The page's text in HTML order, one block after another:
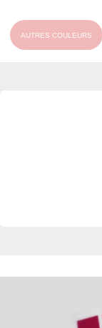
AUTRES COULEURS